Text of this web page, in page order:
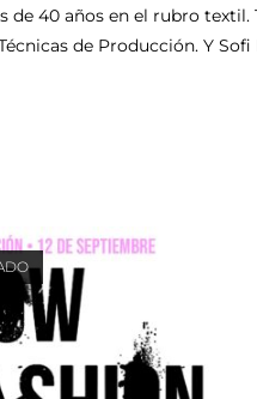
de 40 años en el rubro
de Producción. Y